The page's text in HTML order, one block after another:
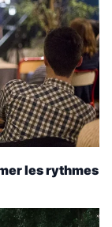
les rythmes